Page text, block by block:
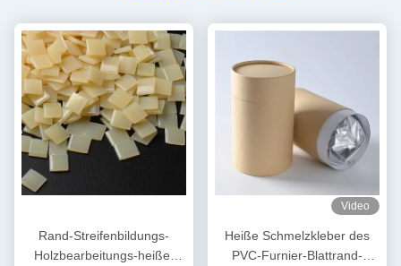
Rand-Streifenbildungs-
Holzbearbeitungs-heißer
Video
Heiße Schmelzkleber des
PVC-Furnier-Blattrand-